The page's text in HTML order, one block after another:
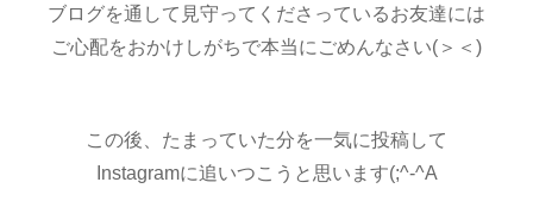
ブログを通して見守ってくださっているお友達には
ご心配をおかけしがちで本当にごめんなさい(＞＜)
この後、たまっていた分を一気に投稿して
Instagramに追いつこうと思います(;^-^A